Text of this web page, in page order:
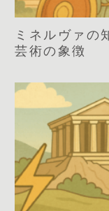
ミネルヴァの
芸術の象徴